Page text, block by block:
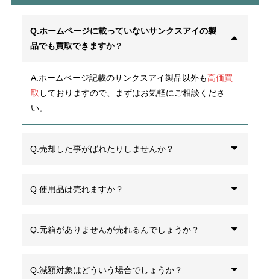
Q.ホームページに載っていないサンクスアイの製
品でも買取できますか？
A.ホームページ記載のサンクスアイ製品以外も高価買
取 しておりますので、まずはお気軽にご相談くださ
い。
Q.売却した事がばれたりしませんか？
Q.使用品は売れますか？
Q.元箱がありませんが売れるんでしょうか？
Q.減額対象はどういう場合でしょうか？